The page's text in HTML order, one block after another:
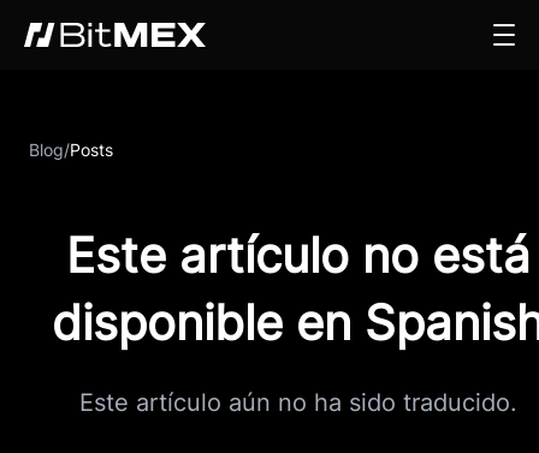
Blog/Posts
Este artículo no está
disponible en
Este artículo aún no ha sido traducido.